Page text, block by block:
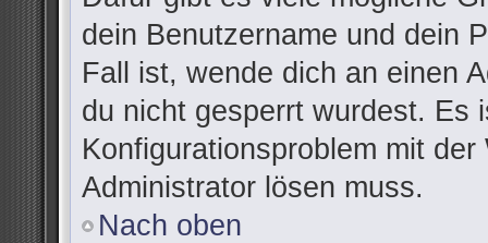
dein Benutzername und dein
Fall ist, wende dich an einen
du nicht gesperrt wurdest. Es
Konfigurationsproblem mit
Administrator lösen muss.
Nach oben